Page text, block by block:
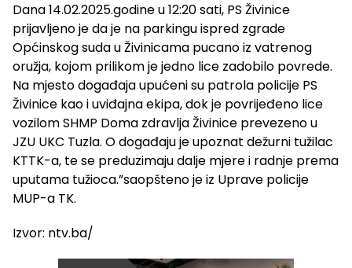
Dana 14.02.2025.godine u 12:20 sati, PS Živinice
prijavljeno je da je na parkingu ispred zgrade
Općinskog suda u Živinicama pucano iz vatrenog
oružja, kojom prilikom je jedno lice zadobilo povrede.
Na mjesto događaja upućeni su patrola policije PS
Živinice kao i uviđajna ekipa, dok je povrijeđeno lice
vozilom SHMP Doma zdravlja Živinice prevezeno u
JZU UKC Tuzla. O događaju je upoznat dežurni tužilac
KTTK-a, te se preduzimaju dalje mjere i radnje prema
uputama tužioca.”saopšteno je iz Uprave policije
MUP-a TK.
Izvor: ntv.ba/